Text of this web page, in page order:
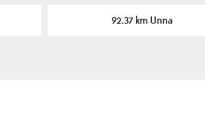
92.37 km Unna